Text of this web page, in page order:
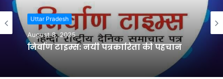
Uttar Pradesh
August 8, 2025
निर्वाण टाइम्स: नयी पत्रकारिता की पहचान